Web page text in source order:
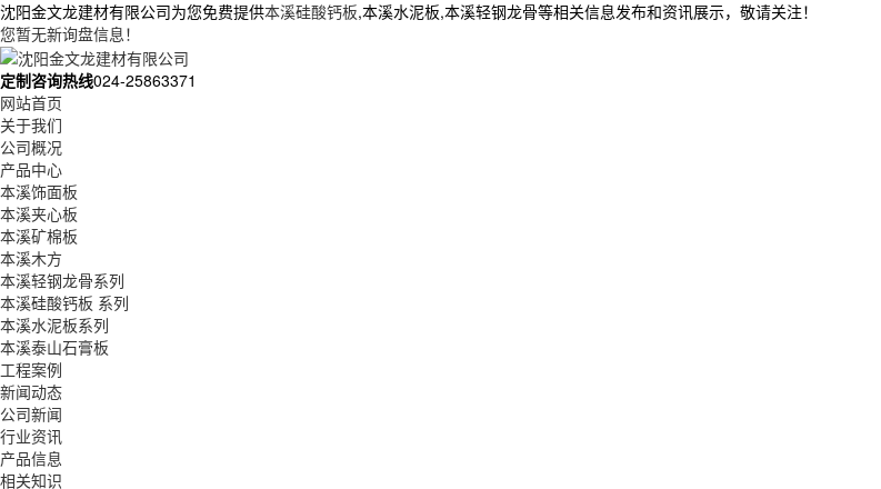
沈阳金文龙建材有限公司为您免费提供本溪硅酸钙板,本溪水泥板,本溪轻钢龙骨等相关信息发布和资讯展示，敬请关注！
您暂无新询盘信息！
定制咨询热线024-25863371
网站首页
关于我们
公司概况
产品中心
本溪饰面板
本溪夹心板
本溪矿棉板
本溪木方
本溪轻钢龙骨系列
本溪硅酸钙板 系列
本溪水泥板系列
本溪泰山石膏板
工程案例
新闻动态
公司新闻
行业资讯
产品信息
相关知识